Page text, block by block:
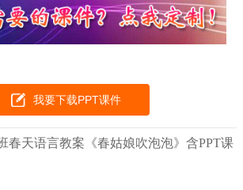
我要下载PPT课件
春天语言教案《春姑娘吹泡泡》含PPT课